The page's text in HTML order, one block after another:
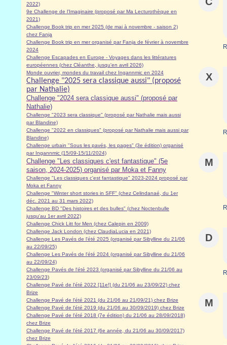
2022)
9e Challenge de l'Imaginaire (proposé par Ma Lecturothèque en
2021)
Challenge Book trip en mer 2025 (de mai à novembre - saison 2)
chez Fanja
Challenge Book trip en mer organisé par Fanja de février à novembre
2024
Challenge Escapades en Europe - Voyages dans les littératures
européennes (chez Cléanthe, jusqu'en avril 2026)
Monde ouvrier, mondes du travail chez Ingannmic en 2024
Challenge "2025 sera classique aussi" (proposé
par Nathalie)
Challenge "2024 sera classique aussi" (proposé par
Nathalie)
Challenge "2023 sera classique" (proposé par Nathalie mais aussi
par Blandine)
Challenge "2022 en classiques" (proposé par Nathalie mais aussi par
Blandine)
Challenge urbain "Sous les pavés, les pages" (3e édition) organisé
par Ingannmic (15/09-15/11/2024)
Challenge "Les classiques c'est fantastique" (5e
saison, 2024-2025) organisé par Moka et Fanny
Challenge "Les classiques c'est fantastique" 2023-2024 proposé par
Moka et Fanny
Challenge "Winter short stories in SFF" (chez Celindanaé, du 1er
déc. 2021 au 31 mars 2022)
Challenge BD "Des histoires et des bulles" (chez Noctenbulle
jusqu'au 1er avril 2022)
Challenge Chick Litt for Men (chez Calepin en 2009)
Challenge Jack London (chez ClaudiaLucia en 2021)
Challenge Les Pavés de l'été 2025 (organisé par Sibylline du 21/06
au 22/09/25)
Challenge Les Pavés de l'été 2024 (organisé par Sibylline du 21/06
au 22/09/24)
Challenge Pavés de l'été 2023 (organisé par Sibylline du 21/06 au
23/09/23)
Challenge Pavé de l'été 2022 [11e!] (du 21/06 au 23/09/22) chez
Brize
Challenge Pavé de l'été 2021 (du 21/06 au 21/09/21) chez Brize
Challenge Pavé de l'été 2019 (du 21/06 au 30/09/2019) chez Brize
Challenge Pavé de l'été 2018 (7e édition) du 21/06 au 28/09/2018)
chez Brize
Challenge Pavé de l'été 2017 (6e année, du 21/06 au 30/09/2017)
chez Brize
X
M
D
M